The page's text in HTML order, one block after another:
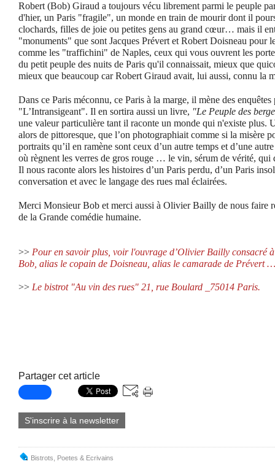
Robert (Bob) Giraud a toujours vécu librement parmi le peuple
d'hier, un Paris "fragile", un monde en train de mourir dont il
clochards, filles de joie ou petites gens au grand cœur… mais il
"monuments" que sont Jacques Prévert et Robert Doisneau pour
comme les "traffichini" de Naples, ceux qui vous ouvrent les
du petit peuple des nuits de Paris qu'il connaissait, mieux que
mieux que beaucoup car Robert Giraud avait, lui aussi, connu la
Dans ce Paris méconnu, ce Paris à la marge, il mène des
"L’Intransigeant". Il en sortira aussi un livre, "Le Peuple des
une valeur particulière tant il raconte un monde qui n'existe plus.
alors de pittoresque, que l’on photographiait comme si la misère
portraits qu’il en ramène sont ceux d’un autre temps et d’une
où règnent les verres de gros rouge … le vin, sérum de vérité, qui
Il nous raconte alors les histoires d’un Paris perdu, d’un Paris
conversation et avec le langage des rues mal éclairées.
Merci Monsieur Bob et merci aussi à Olivier Bailly de nous faire
de la Grande comédie humaine.
>> Pour en savoir plus, voir l'ouvrage d’Olivier Bailly consacré
Bob, alias le copain de Doisneau, alias le camarade de Prévert …
>> Le bistrot "Au vin des rues" 21, rue Boulard _75014 Paris.
Partager cet article
S'inscrire à la newsletter
Bistrots Poetes & Ecrivains